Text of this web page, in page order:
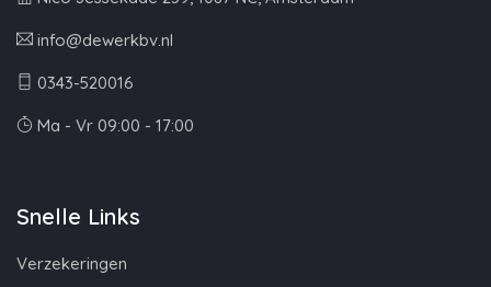
info@dewerkbv.nl
0343-520016
Ma - Vr 09:00 - 17:00
Snelle Links
Verzekeringen